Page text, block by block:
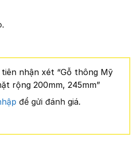
nhận xét “Gỗ thông Mỹ
rộng 200mm, 245mm”
để gửi đánh giá.